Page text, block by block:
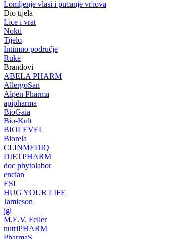
Lomljenje vlasi i pucanje vrhova
Dio tijela
Lice i vrat
Nokti
Tijelo
Intimno područje
Ruke
Brandovi
ABELA PHARM
AllergoSan
Alpen Pharma
apipharma
BioGaia
Bio-Kult
BIOLEVEL
Biorela
CLINMEDIQ
DIETPHARM
doc phytolabor
encian
ESI
HUG YOUR LIFE
Jamieson
jgl
M.E.V. Feller
nutriPHARM
PharmaS